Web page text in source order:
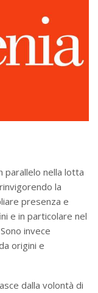
parallelo nella lotta
la
presenza e
e in particolare nel
invece
origini e
dalla volontà di